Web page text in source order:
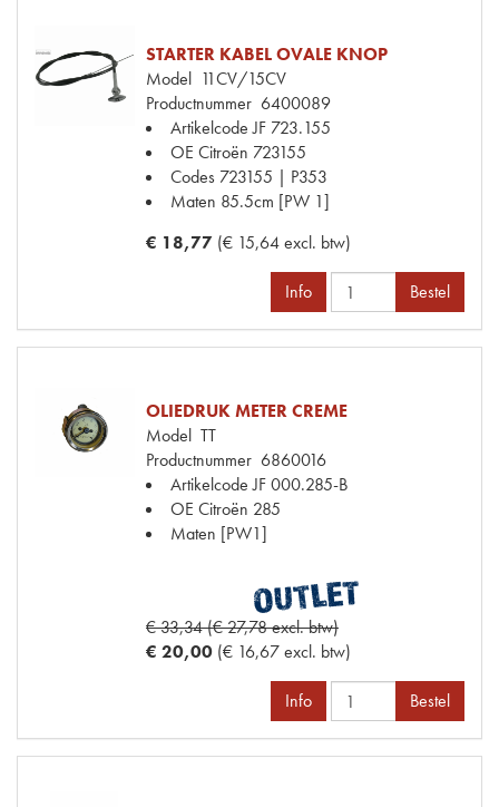
STARTER KABEL OVALE KNOP
Model 11CV/15CV
Productnummer 6400089
Artikelcode JF 723.155
OE Citroën 723155
Codes 723155 | P353
Maten 85.5cm [PW 1]
€ 18,77 (€ 15,64 excl. btw)
Info Bestel
OLIEDRUK METER CREME
Model TT
Productnummer 6860016
Artikelcode JF000.285-B
OE Citroën 285
Maten [PW1]
€ 33,34 (€ 27,78 excl. btw)
€ 20,00 (€ 16,67 excl. btw)
Info Bestel